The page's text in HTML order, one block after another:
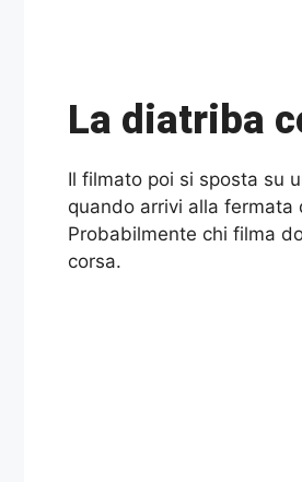
La diatriba
Il filmato poi si sposta su
quando arrivi alla fermata
Probabilmente chi filma
corsa.